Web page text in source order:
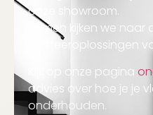
onze showroom.
Samen kijken we naar
stoffeeroplossingen
Kijk op onze pagina
advies over hoe je je
onderhouden.